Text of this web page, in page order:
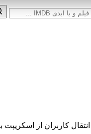
انتقال کاربران از